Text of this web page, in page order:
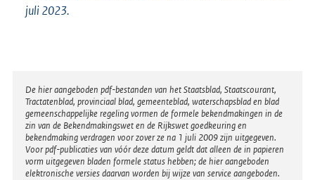
juli 2023.
Disclaimer
De hier aangeboden pdf-bestanden van het Staatsblad, Staatscourant,
Tractatenblad, provinciaal blad, gemeenteblad, waterschapsblad en blad
gemeenschappelijke regeling vormen de formele bekendmakingen in de
zin van de Bekendmakingswet en de Rijkswet goedkeuring en
bekendmaking verdragen voor zover ze na 1 juli 2009 zijn uitgegeven.
Voor pdf-publicaties van vóór deze datum geldt dat alleen de in papieren
vorm uitgegeven bladen formele status hebben; de hier aangeboden
elektronische versies daarvan worden bij wijze van service aangeboden.